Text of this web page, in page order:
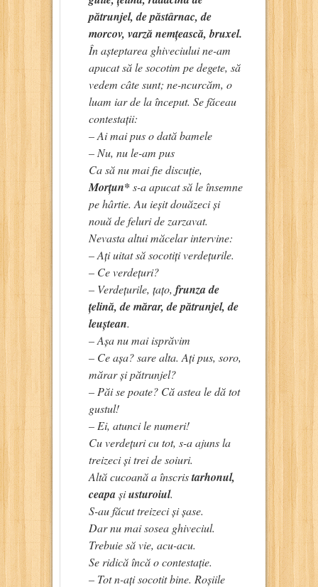
pătrunjel, de păstârnac, de
morcov, varză nemțească, bruxel.
În așteptarea ghiveciului ne-am
apucat să le socotim pe degete, să
vedem câte sunt; ne-ncurcăm, o
luam iar de la început. Se făceau
contestații:
– Ai mai pus o dată bamele
– Nu, nu le-am pus
Ca să nu mai fie discuție,
Morțun*s-a apucat să le însemne
pe hârtie. Au ieșit douăzeci și
nouă de feluri de zarzavat.
Nevasta altui măcelar intervine:
– Ați uitat să socotiți verdețurile.
– Ce verdețuri?
– Verdețurile, țațo, frunza de
țelină, de mărar, de pătrunjel, de
leuștean.
– Așa nu mai isprăvim
– Ce așa? sare alta. Ați pus, soro,
mărar și pătrunjel?
– Păi se poate? Că astea le dă tot
gustul!
– Ei, atunci le numeri!
Cu verdețuri cu tot, s-a ajuns la
treizeci și trei de soiuri.
Altă cucoană a înscristarhonul,
ceapașiusturoiul.
S-au făcut treizeci și șase.
Dar nu mai sosea ghiveciul.
Trebuie să vie, acu-acu.
Se ridică încă o contestație.
– Tot n-ați socotit bine. Roșiile